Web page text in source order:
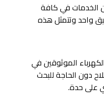
الخدمات في كافة
واحد وتتمثل هذه
الموثوقين في
دون الحاجة للبحث
على حدة.